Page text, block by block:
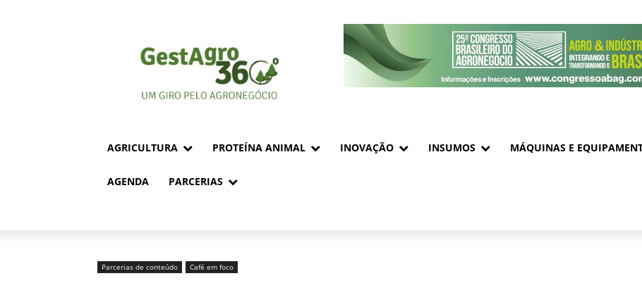
AGRICULTURA PROTEÍNA ANIMAL INOVAÇÃO INSUMOS MÁQUINAS E
AGENDA PARCERIAS
Parcerias de conteúdo Café em foco